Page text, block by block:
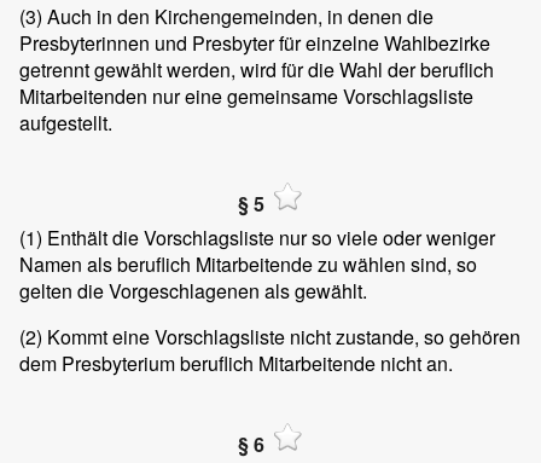
(3) Auch in den Kirchengemeinden, in denen die
Presbyterinnen und Presbyter für einzelne Wahlbezirke
getrennt gewählt werden, wird für die Wahl der beruflich
Mitarbeitenden nur eine gemeinsame Vorschlagsliste
aufgestellt.
§ 5
(1) Enthält die Vorschlagsliste nur so viele oder weniger
Namen als beruflich Mitarbeitende zu wählen sind, so
gelten die Vorgeschlagenen als gewählt.
(2) Kommt eine Vorschlagsliste nicht zustande, so gehören
dem Presbyterium beruflich Mitarbeitende nicht an.
§ 6